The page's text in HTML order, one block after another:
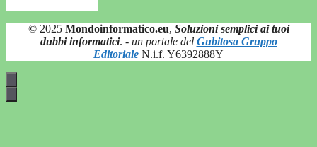
© 2025 Mondoinformatico.eu, Soluzioni semplici ai tuoi
dubbi informatici. - un portale del Gubitosa Gruppo
Editoriale N.i.f. Y6392888Y